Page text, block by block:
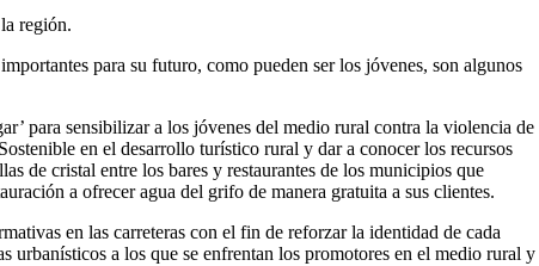
región.
para su futuro, como pueden ser los jóvenes, son algunos
para sensibilizar a los jóvenes del medio rural contra la violencia de
en el desarrollo turístico rural y dar a conocer los recursos
de cristal entre los bares y restaurantes de los municipios que
a ofrecer agua del grifo de manera gratuita a sus clientes.
en las carreteras con el fin de reforzar la identidad de cada
urbanísticos a los que se enfrentan los promotores en el medio rural y